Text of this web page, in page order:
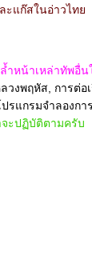
ละแก๊สในอ่าวไท
ำหน้าเหล่าทัพอื่น
วงพฤหัส, การต่อ
รแกรมจำลองก
ะปฏิบัติตามครับ